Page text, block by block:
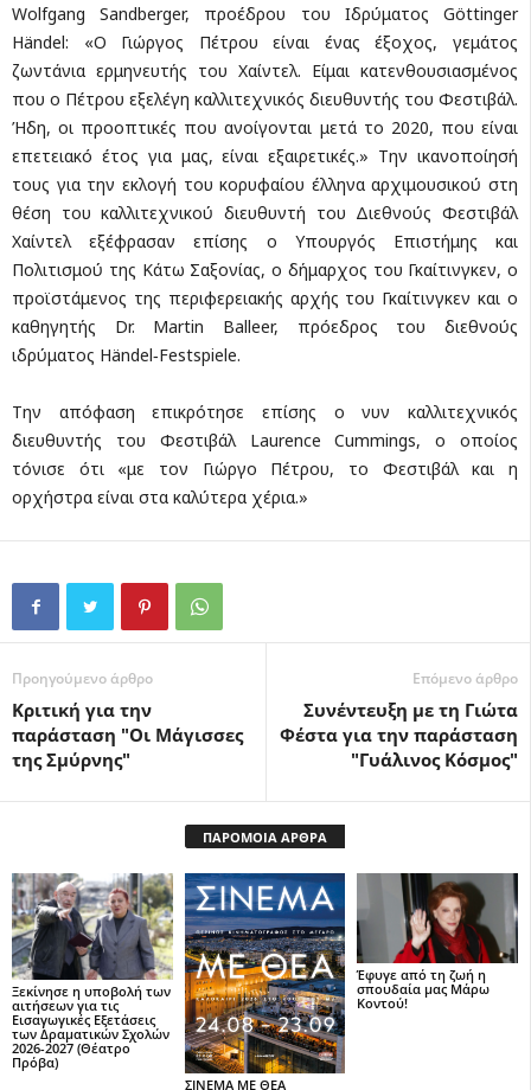
Wolfgang Sandberger, προέδρου του Ιδρύματος Göttinger
Händel: «Ο Γιώργος Πέτρου είναι ένας έξοχος, γεμάτος
ζωντάνια ερμηνευτής του Χαίντελ. Είμαι κατενθουσιασμένος
που ο Πέτρου εξελέγη καλλιτεχνικός διευθυντής του Φεστιβάλ.
Ήδη, οι προοπτικές που ανοίγονται μετά το 2020, που είναι
επετειακό έτος για μας, είναι εξαιρετικές.» Την ικανοποίησή
τους για την εκλογή του κορυφαίου έλληνα αρχιμουσικού στη
θέση του καλλιτεχνικού διευθυντή του Διεθνούς Φεστιβάλ
Χαίντελ εξέφρασαν επίσης ο Υπουργός Επιστήμης και
Πολιτισμού της Κάτω Σαξονίας, ο δήμαρχος του Γκαίτινγκεν, o
προϊστάμενος της περιφερειακής αρχής του Γκαίτινγκεν και ο
καθηγητής Dr. Martin Balleer, πρόεδρος του διεθνούς
ιδρύματος Händel‐Festspiele.
Την απόφαση επικρότησε επίσης ο νυν καλλιτεχνικός
διευθυντής του Φεστιβάλ Laurence Cummings, ο οποίος
τόνισε ότι «με τον Γιώργο Πέτρου, το Φεστιβάλ και η
ορχήστρα είναι στα καλύτερα χέρια.»
Προηγούμενο άρθρο
Κριτική για την
παράσταση "Οι Μάγισσες
της Σμύρνης"
Επόμενο άρθρο
Συνέντευξη με τη Γιώτα
Φέστα για την παράσταση
"Γυάλινος Κόσμος"
ΠΑΡΟΜΟΙΑ ΑΡΘΡΑ
Ξεκίνησε η υποβολή των
αιτήσεων για τις
Εισαγωγικές Εξετάσεις
των Δραματικών Σχολών
2026-2027 (Θέατρο
Πρόβα)
ΣΙΝΕΜΑ ΜΕ ΘΕΑ
Έφυγε από τη ζωή η
σπουδαία μας Μάρω
Κοντού!